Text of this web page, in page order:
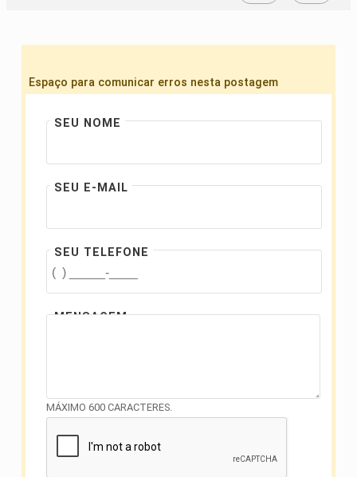
Espaço para comunicar erros nesta postagem
SEU NOME
SEU E-MAIL
SEU TELEFONE
MENSAGEM
MÁXIMO 600 CARACTERES.